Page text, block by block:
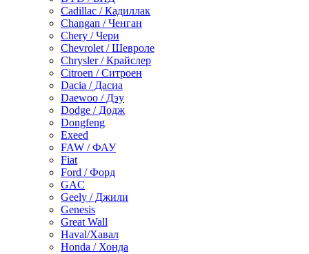
Cadillac / Кадиллак
Changan / Ченган
Chery / Чери
Chevrolet / Шевроле
Chrysler / Крайслер
Citroen / Ситроен
Dacia / Дасиа
Daewoo / Дэу
Dodge / Додж
Dongfeng
Exeed
FAW / ФАУ
Fiat
Ford / Форд
GAC
Geely / Джили
Genesis
Great Wall
Haval/Хавал
Honda / Хонда